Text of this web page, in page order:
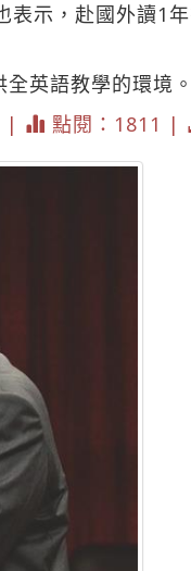
表示，赴國外讀1
英語教學的環境。
| 點閱：1811 |